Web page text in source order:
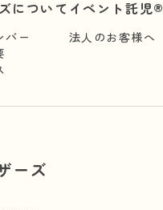
について
バー
イベント託児®︎
法人のお客様へ
ーズ